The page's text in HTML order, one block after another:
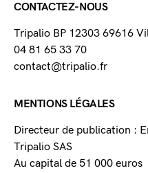
CONTACTEZ-NOUS
Tripalio BP 12303 69616
04 81 65 33 70
contact@tripalio.fr
MENTIONS LÉGALES
Directeur de publication :
Tripalio SAS
Au capital de 51 000 euros